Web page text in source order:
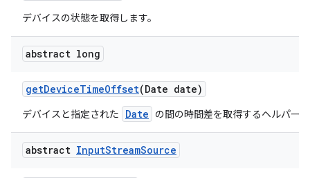
デバイスの状態を取得します。
abstract long
getDeviceTimeOffset(Date date)
デバイスと指定された Date の間の時間差を取得するヘルパー。
abstract InputStreamSource